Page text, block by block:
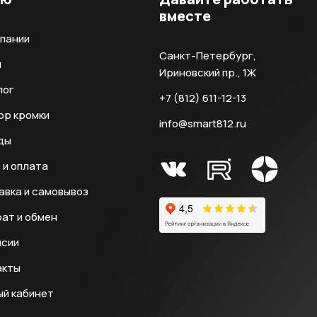
кромки
и оплата
и самовывоз
и обмен
кабинет
вместе
Санкт-Петербург,
Ириновский пр., 1Ж
+7 (812) 611-12-13
info@smart812.ru